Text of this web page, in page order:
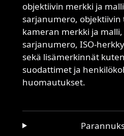
objektiivin merkki ja
sarjanumero, objektiivin
kameran merkki ja
sarjanumero, ISO-
sekä lisämerkinnät
suodattimet ja
huomautukset.